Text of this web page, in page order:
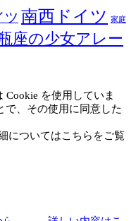
ツ 南西ドイツ 家庭
座の少女アレー
Cookie を使用していま
で、その使用に同意した
についてはこちらをご覧